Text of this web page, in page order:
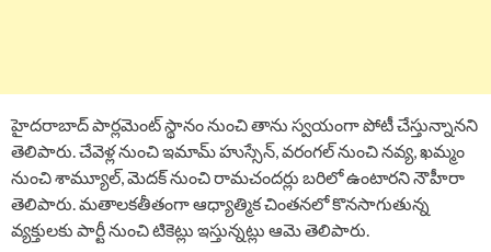
హైదరాబాద్ పార్లమెంట్ స్థానం నుంచి తాను స్వయంగా పోటీ చేస్తున్నానని
తెలిపారు. చేవెళ్ల నుంచి ఇమామ్ హుస్సేన్, వరంగల్ నుంచి నవ్య, ఖమ్మం
నుంచి శామ్యూల్, మెదక్ నుంచి రామచందర్లు బరిలో ఉంటారని నౌహీరా
తెలిపారు. మతాలకతీతంగా ఆధ్యాత్మిక చింతనలో కొనసాగుతున్న
వ్యక్తులకు పార్టీ నుంచి టికెట్లు ఇస్తున్నట్లు ఆమె తెలిపారు.